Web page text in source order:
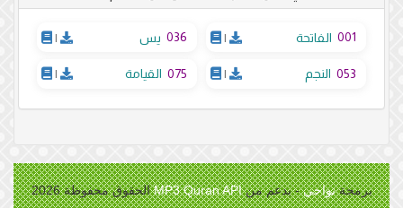
001 الفاتحة |
036 يس |
053 النجم |
075 القيامة |
برمجةنواحي- بدعم منMP3 Quran APIالحقوق محفوظة 2026